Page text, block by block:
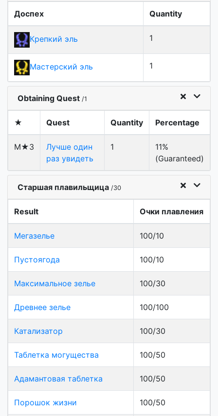
Доспех Quantity
Крепкий эль 1
Мастерский эль 1
Obtaining Quest /1
★ Quest Quantity Percentage
M★3
Лучше один
раз увидеть
1
11%
(Guaranteed)
Старшая плавильщица /30
Result Очки плавления
Мегазелье 100/10
Пустоягода 100/10
Максимальное зелье 100/30
Древнее зелье 100/100
Катализатор 100/30
Таблетка могущества 100/50
Адамантовая таблетка 100/50
Порошок жизни 100/50